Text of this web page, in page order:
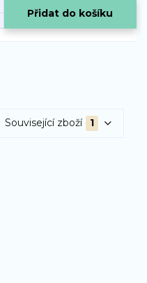
Přidat do košíku
Související zboží 1